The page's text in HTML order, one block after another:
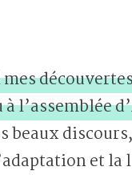
l’assemblée
beaux
et